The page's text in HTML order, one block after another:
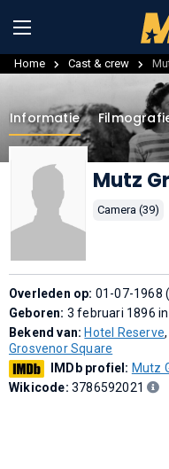
Home Cast & crew
Informatie
Mutz
Camera (39)
Overleden op: 01-07-1968
Geboren: 3 februari 1896
Bekend van: Hotel Reserve
Grosvenor Square
IMDb profiel: Mutz
Wikicode: 3786592021